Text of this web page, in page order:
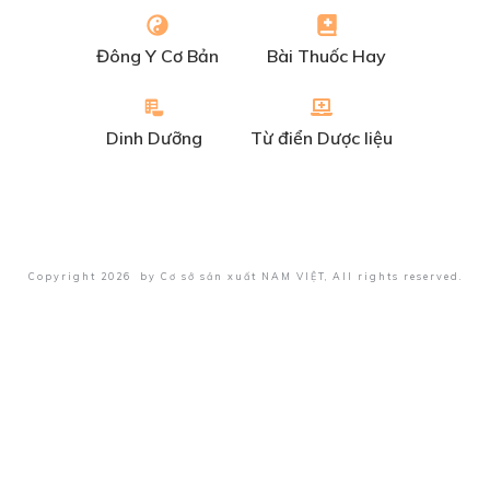
Đông Y Cơ Bản Bài Thuốc Hay
Dinh Dưỡng Từ điển Dược liệu
Copyright 2026 by Cơ sở sản xuất NAM VIỆT , All rights reserved.